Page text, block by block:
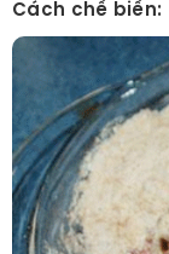
Cách chế biến: